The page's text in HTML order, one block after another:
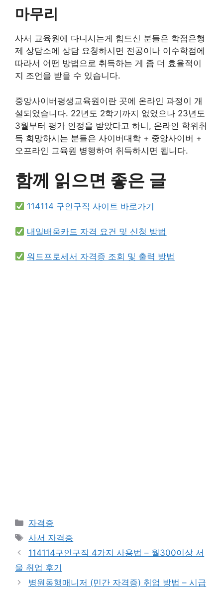
마무리
사서 교육원에 다니시는게 힘드신 분들은 학점은행
제 상담소에 상담 요청하시면 전공이나 이수학점에
따라서 어떤 방법으로 취득하는 게 좀 더 효율적이
지 조언을 받을 수 있습니다.
중앙사이버평생교육원이란 곳에 온라인 과정이 개
설되었습니다. 22년도 2학기까지 없었으나 23년도
3월부터 평가 인정을 받았다고 하니, 온라인 학위취
득 희망하시는 분들은 사이버대학 + 중앙사이버 +
오프라인 교육원 병행하여 취득하시면 됩니다.
함께 읽으면 좋은 글
114114 구인구직 사이트 바로가기
내일배움카드 자격 요건 및 신청 방법
워드프로세서 자격증 조회 및 출력 방법
Categories
자격증
Tags
사서 자격증
114114구인구직 4가지 사용법 – 월300이상 서
울 취업 후기
병원동행매니저 (민간 자격증) 취업 방법 – 시급